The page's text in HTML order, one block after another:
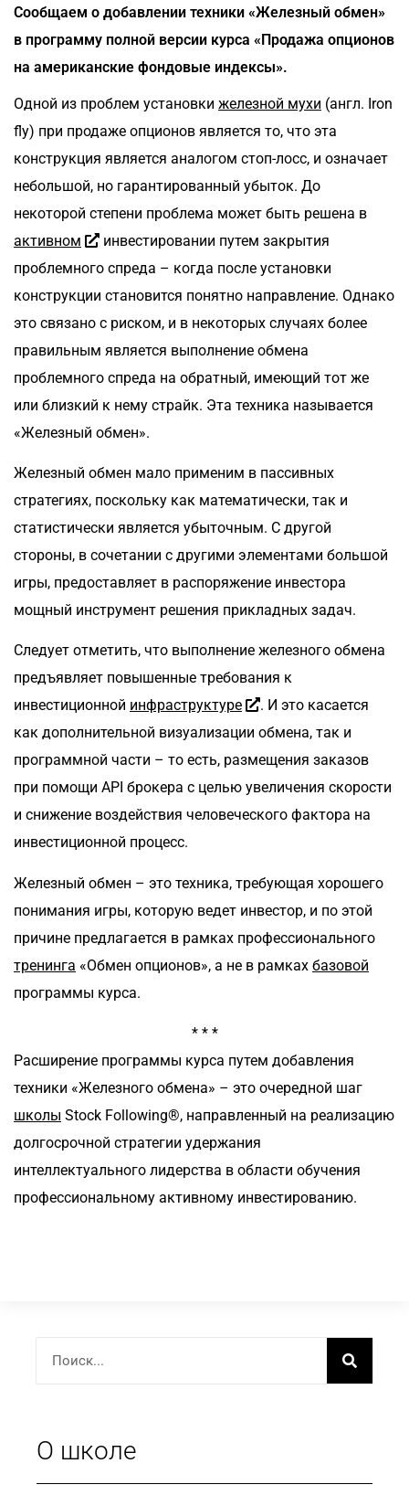
Сообщаем о добавлении техники «Железный обмен»
в программу полной версии курса «Продажа опционов
на американские фондовые индексы».
Одной из проблем установки железной мухи (англ. Iron
fly) при продаже опционов является то, что эта
конструкция является аналогом стоп-лосс, и означает
небольшой, но гарантированный убыток. До
некоторой степени проблема может быть решена в
активном
инвестировании путем закрытия
проблемного спреда – когда после установки
конструкции становится понятно направление. Однако
это связано с риском, и в некоторых случаях более
правильным является выполнение обмена
проблемного спреда на обратный, имеющий тот же
или близкий к нему страйк. Эта техника называется
«Железный обмен».
Железный обмен мало применим в пассивных
стратегиях, поскольку как математически, так и
статистически является убыточным. С другой
стороны, в сочетании с другими элементами большой
игры, предоставляет в распоряжение инвестора
мощный инструмент решения прикладных задач.
Следует отметить, что выполнение железного обмена
предъявляет повышенные требования к
инвестиционной инфраструктуре
. И это касается
как дополнительной визуализации обмена, так и
программной части – то есть, размещения заказов
при помощи API брокера с целью увеличения скорости
и снижение воздействия человеческого фактора на
инвестиционной процесс.
Железный обмен – это техника, требующая хорошего
понимания игры, которую ведет инвестор, и по этой
причине предлагается в рамках профессионального
тренинга «Обмен опционов», а не в рамках базовой
программы курса.
* * *
Расширение программы курса путем добавления
техники «Железного обмена» – это очередной шаг
школы Stock Following®, направленный на реализацию
долгосрочной стратегии удержания
интеллектуального лидерства в области обучения
профессиональному активному инвестированию.
О школе